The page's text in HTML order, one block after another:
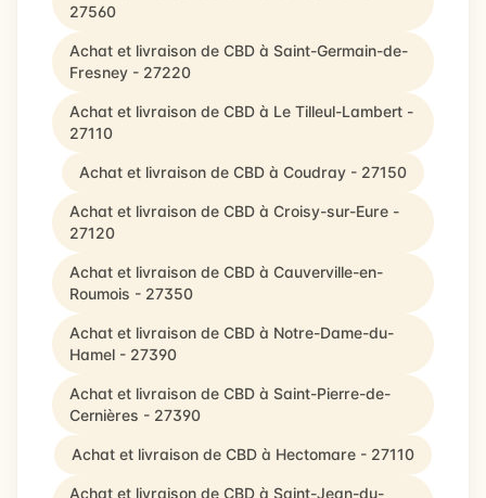
27560
Achat et livraison de CBD à Saint-Germain-de-
Fresney - 27220
Achat et livraison de CBD à Le Tilleul-Lambert -
27110
Achat et livraison de CBD à Coudray - 27150
Achat et livraison de CBD à Croisy-sur-Eure -
27120
Achat et livraison de CBD à Cauverville-en-
Roumois - 27350
Achat et livraison de CBD à Notre-Dame-du-
Hamel - 27390
Achat et livraison de CBD à Saint-Pierre-de-
Cernières - 27390
Achat et livraison de CBD à Hectomare - 27110
Achat et livraison de CBD à Saint-Jean-du-